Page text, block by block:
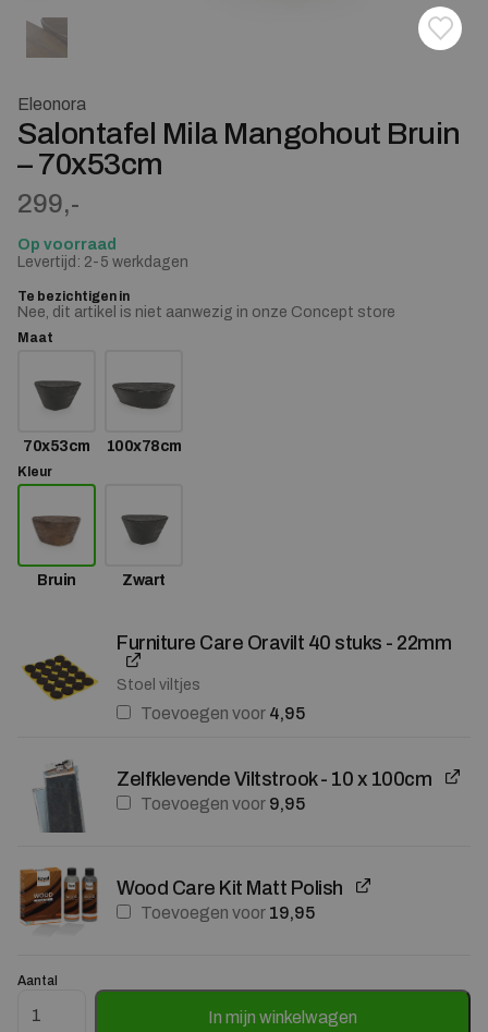
Eleonora
Salontafel Mila Mangohout Bruin
– 70x53cm
299,-
Op voorraad
Levertijd: 2-5 werkdagen
Te bezichtigen in
Nee, dit artikel is niet aanwezig in onze Concept store
Maat
70x53cm 100x78cm
Kleur
Bruin Zwart
Furniture Care Oravilt 40 stuks - 22mm
Stoel viltjes
Toevoegen voor 4,95
Zelfklevende Viltstrook - 10 x 100cm
Toevoegen voor 9,95
Wood Care Kit Matt Polish
Toevoegen voor 19,95
Aantal
Salontafel Mila Mangohout Bruin – 70x53cm aantal
In mijn winkelwagen